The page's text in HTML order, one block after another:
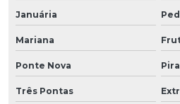
Januária
Mariana
Ponte Nova
Três Pontas